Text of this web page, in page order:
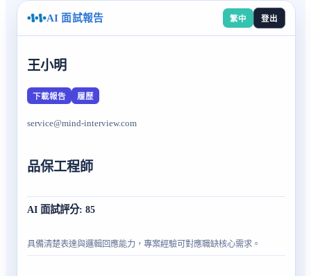
AI 面試報告 繁中 登出
王小明
下載報告 履歷
service@mind-interview.com
品保工程師
AI 面試評分: 85
具備清楚表達與邏輯回應能力，專案經驗可對應職缺核心需求。